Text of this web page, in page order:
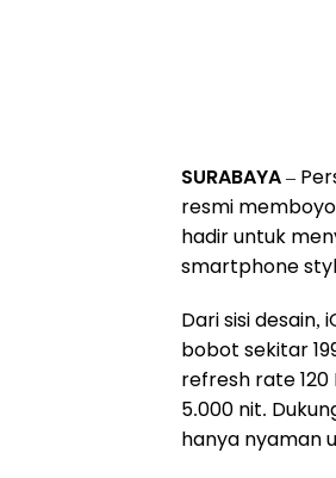
SURABAYA–
resmi
hadir untuk
smartphone
Dari sisi
bobot sekitar
refresh rate 120
5.000 nit.
hanya nyaman